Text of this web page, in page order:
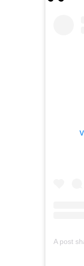
A post